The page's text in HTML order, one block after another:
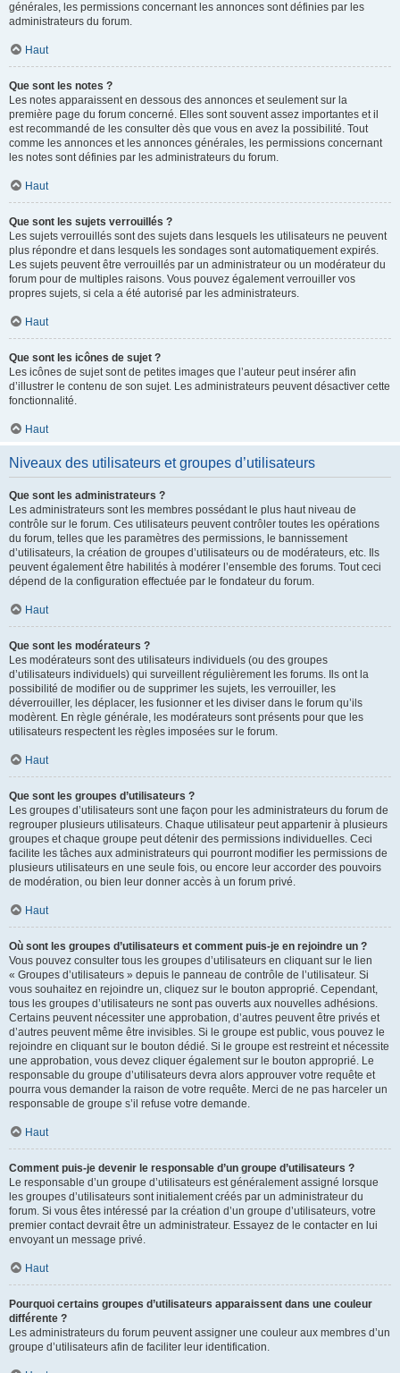
générales, les permissions concernant les annonces sont définies par les
administrateurs du forum.
Haut
Que sont les notes ?
Les notes apparaissent en dessous des annonces et seulement sur la
première page du forum concerné. Elles sont souvent assez importantes et il
est recommandé de les consulter dès que vous en avez la possibilité. Tout
comme les annonces et les annonces générales, les permissions concernant
les notes sont définies par les administrateurs du forum.
Haut
Que sont les sujets verrouillés ?
Les sujets verrouillés sont des sujets dans lesquels les utilisateurs ne peuvent
plus répondre et dans lesquels les sondages sont automatiquement expirés.
Les sujets peuvent être verrouillés par un administrateur ou un modérateur du
forum pour de multiples raisons. Vous pouvez également verrouiller vos
propres sujets, si cela a été autorisé par les administrateurs.
Haut
Que sont les icônes de sujet ?
Les icônes de sujet sont de petites images que l’auteur peut insérer afin
d’illustrer le contenu de son sujet. Les administrateurs peuvent désactiver cette
fonctionnalité.
Haut
Niveaux des utilisateurs et groupes d’utilisateurs
Que sont les administrateurs ?
Les administrateurs sont les membres possédant le plus haut niveau de
contrôle sur le forum. Ces utilisateurs peuvent contrôler toutes les opérations
du forum, telles que les paramètres des permissions, le bannissement
d’utilisateurs, la création de groupes d’utilisateurs ou de modérateurs, etc. Ils
peuvent également être habilités à modérer l’ensemble des forums. Tout ceci
dépend de la configuration effectuée par le fondateur du forum.
Haut
Que sont les modérateurs ?
Les modérateurs sont des utilisateurs individuels (ou des groupes
d’utilisateurs individuels) qui surveillent régulièrement les forums. Ils ont la
possibilité de modifier ou de supprimer les sujets, les verrouiller, les
déverrouiller, les déplacer, les fusionner et les diviser dans le forum qu’ils
modèrent. En règle générale, les modérateurs sont présents pour que les
utilisateurs respectent les règles imposées sur le forum.
Haut
Que sont les groupes d’utilisateurs ?
Les groupes d’utilisateurs sont une façon pour les administrateurs du forum de
regrouper plusieurs utilisateurs. Chaque utilisateur peut appartenir à plusieurs
groupes et chaque groupe peut détenir des permissions individuelles. Ceci
facilite les tâches aux administrateurs qui pourront modifier les permissions de
plusieurs utilisateurs en une seule fois, ou encore leur accorder des pouvoirs
de modération, ou bien leur donner accès à un forum privé.
Haut
Où sont les groupes d’utilisateurs et comment puis-je en rejoindre un ?
Vous pouvez consulter tous les groupes d’utilisateurs en cliquant sur le lien
« Groupes d’utilisateurs » depuis le panneau de contrôle de l’utilisateur. Si
vous souhaitez en rejoindre un, cliquez sur le bouton approprié. Cependant,
tous les groupes d’utilisateurs ne sont pas ouverts aux nouvelles adhésions.
Certains peuvent nécessiter une approbation, d’autres peuvent être privés et
d’autres peuvent même être invisibles. Si le groupe est public, vous pouvez le
rejoindre en cliquant sur le bouton dédié. Si le groupe est restreint et nécessite
une approbation, vous devez cliquer également sur le bouton approprié. Le
responsable du groupe d’utilisateurs devra alors approuver votre requête et
pourra vous demander la raison de votre requête. Merci de ne pas harceler un
responsable de groupe s’il refuse votre demande.
Haut
Comment puis-je devenir le responsable d’un groupe d’utilisateurs ?
Le responsable d’un groupe d’utilisateurs est généralement assigné lorsque
les groupes d’utilisateurs sont initialement créés par un administrateur du
forum. Si vous êtes intéressé par la création d’un groupe d’utilisateurs, votre
premier contact devrait être un administrateur. Essayez de le contacter en lui
envoyant un message privé.
Haut
Pourquoi certains groupes d’utilisateurs apparaissent dans une couleur
différente ?
Les administrateurs du forum peuvent assigner une couleur aux membres d’un
groupe d’utilisateurs afin de faciliter leur identification.